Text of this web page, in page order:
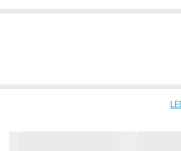
که لازم باشد آویز شود و یا تکیه داده
این تابلو روز دید است و بر خلاف نمونه های دیگر